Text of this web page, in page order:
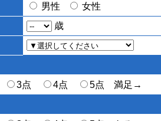
男性
女性
歳
3点 4点
5点 満足→